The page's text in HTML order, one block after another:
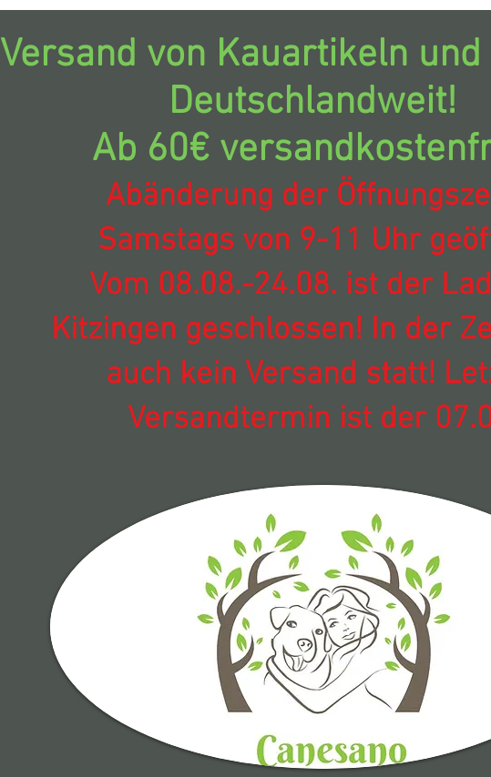
Versand von Kauartikeln
Deutschlandweit!
Ab 60€
Abänderung der
Samstags von 9-11 Uhr
Vom 08.08.-24.08. ist der
Kitzingen geschlossen! In der
auch kein Versand statt!
Versandtermin ist der